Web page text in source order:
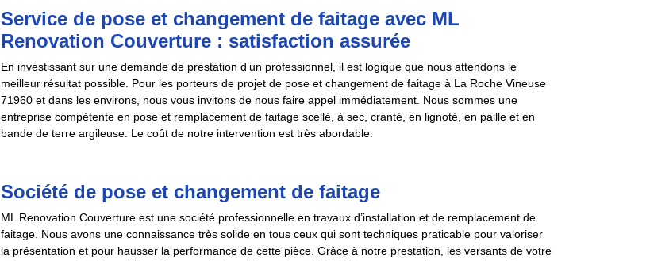
Service de pose et changement de faitage avec ML
Renovation Couverture : satisfaction assurée
En investissant sur une demande de prestation d’un professionnel, il est logique que nous attendons le
meilleur résultat possible. Pour les porteurs de projet de pose et changement de faitage à La Roche Vineuse
71960 et dans les environs, nous vous invitons de nous faire appel immédiatement. Nous sommes une
entreprise compétente en pose et remplacement de faitage scellé, à sec, cranté, en lignoté, en paille et en
bande de terre argileuse. Le coût de notre intervention est très abordable.
Société de pose et changement de faitage
ML Renovation Couverture est une société professionnelle en travaux d’installation et de remplacement de
faitage. Nous avons une connaissance très solide en tous ceux qui sont techniques praticable pour valoriser
la présentation et pour hausser la performance de cette pièce. Grâce à notre prestation, les versants de votre